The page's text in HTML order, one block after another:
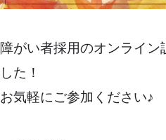
障がい者採用のオンライン
した！
お気軽にご参加ください♪